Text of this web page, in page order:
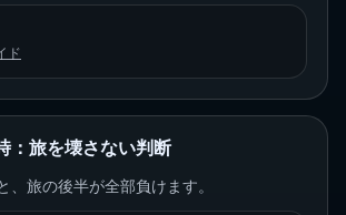
ド
：旅を壊さない判断
、旅の後半が全部負けます。